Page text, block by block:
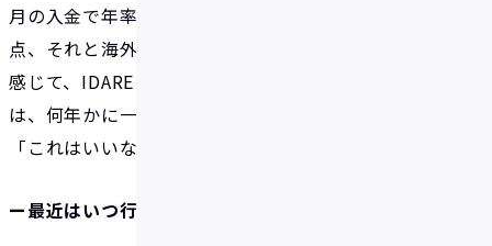
月の入金で年率2%のボーナスポイントがもらえる
点、それと海外事務手数料が無料である点を魅力に
感じて、IDAREを始めました。とくに後者について
は、何年かに一度、家族でハワイ旅行に行くので、
「これはいいな」と思いました。
ー最近はいつ行かれたのでしょうか？